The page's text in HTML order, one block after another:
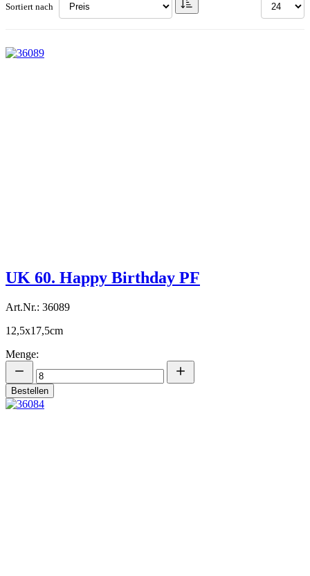
Sortiert nach
UK 60. Happy Birthday PF
Art.Nr.: 36089
12,5x17,5cm
Menge:
Bestellen